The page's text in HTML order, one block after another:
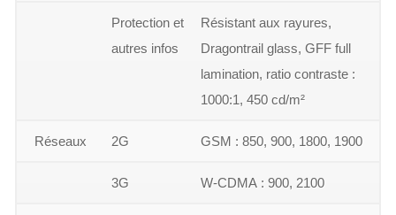
Protection et
autres infos
Résistant aux rayures,
Dragontrail glass, GFF full
lamination, ratio contraste :
1000:1, 450 cd/m²
Réseaux 2G GSM : 850, 900, 1800, 1900
3G W-CDMA : 900, 2100